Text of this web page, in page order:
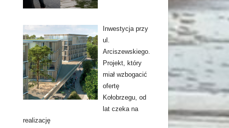
Inwestycja przy
ul.
Arciszewskiego.
Projekt, który
miał wzbogacić
ofertę
Kołobrzegu, od
lat czeka na
realizację